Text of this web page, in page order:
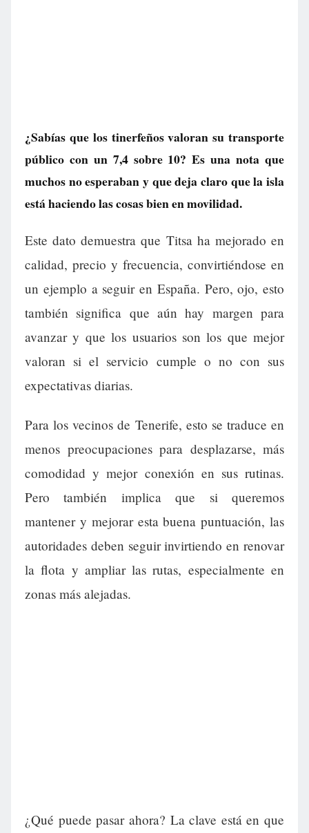
¿Sabías que los tinerfeños valoran su transporte
público con un 7,4 sobre 10? Es una nota que
muchos no esperaban y que deja claro que la isla
está haciendo las cosas bien en movilidad.
Este dato demuestra que Titsa ha mejorado en
calidad, precio y frecuencia, convirtiéndose en
un ejemplo a seguir en España. Pero, ojo, esto
también significa que aún hay margen para
avanzar y que los usuarios son los que mejor
valoran si el servicio cumple o no con sus
expectativas diarias.
Para los vecinos de Tenerife, esto se traduce en
menos preocupaciones para desplazarse, más
comodidad y mejor conexión en sus rutinas.
Pero también implica que si queremos
mantener y mejorar esta buena puntuación, las
autoridades deben seguir invirtiendo en renovar
la flota y ampliar las rutas, especialmente en
zonas más alejadas.
¿Qué puede pasar ahora? La clave está en que